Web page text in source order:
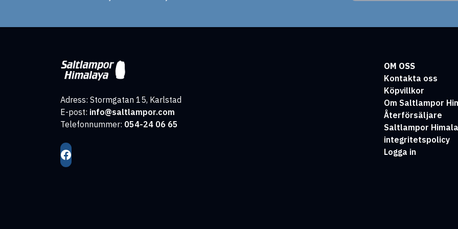
Adress: Stormgatan 15, Karlstad
E-post: info@saltlampor.com
Telefonnummer: 054-24 06 65
OM OSS
Kontakta oss
Köpvillkor
Om Saltlampor
Återförsäljare
Saltlampor
integritetspolicy
Logga in